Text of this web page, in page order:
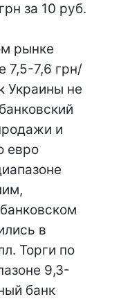
за 10 руб.
рынке
7,5-7,6 грн/
Украины не
и
евро
в
Торги по
9,3-
банк